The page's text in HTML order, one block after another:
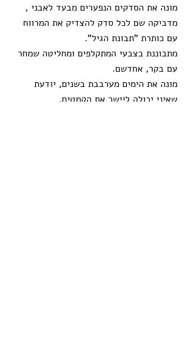
מונה את הסדקים הנפערים מבעד לאבני ,
מדביקה שם לכל סדק להצדיק את המרווח
עם כותרת "תבונת הגיל".
מתבוננת בצבעי המתקלפים ומחליטה שמחר
עם בקר, אחדשם.
מונה את הימים מערבבת בשנים, יודעת
שאיני יכולה ליישר את הקמטים.